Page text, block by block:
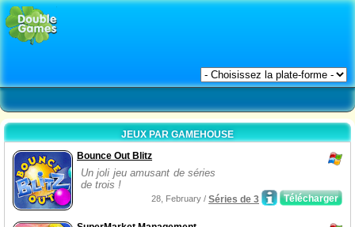
JEUX PAR GAMEHOUSE
Bounce Out Blitz
Un joli jeu amusant de séries
de trois !
Télécharger
28, February / Séries de 3